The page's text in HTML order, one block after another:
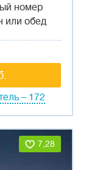
номер
или обед
– 172
7,28